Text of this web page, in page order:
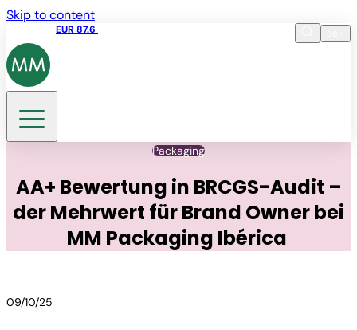
Skip to content
EUR 87.6
DE
Packaging
AA+ Bewertung in BRCGS-Audit –
der Mehrwert für Brand Owner bei
MM Packaging Ibérica
09/10/25